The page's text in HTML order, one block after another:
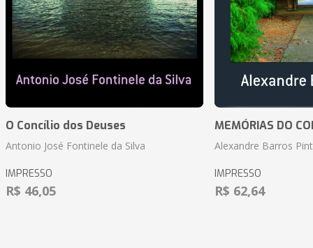
O Concílio dos Deuses
Antonio José Fontinele da Silva
IMPRESSO
R$ 46,05
MEMÓRIAS DO
Alexandre Barros
IMPRESSO
R$ 62,64